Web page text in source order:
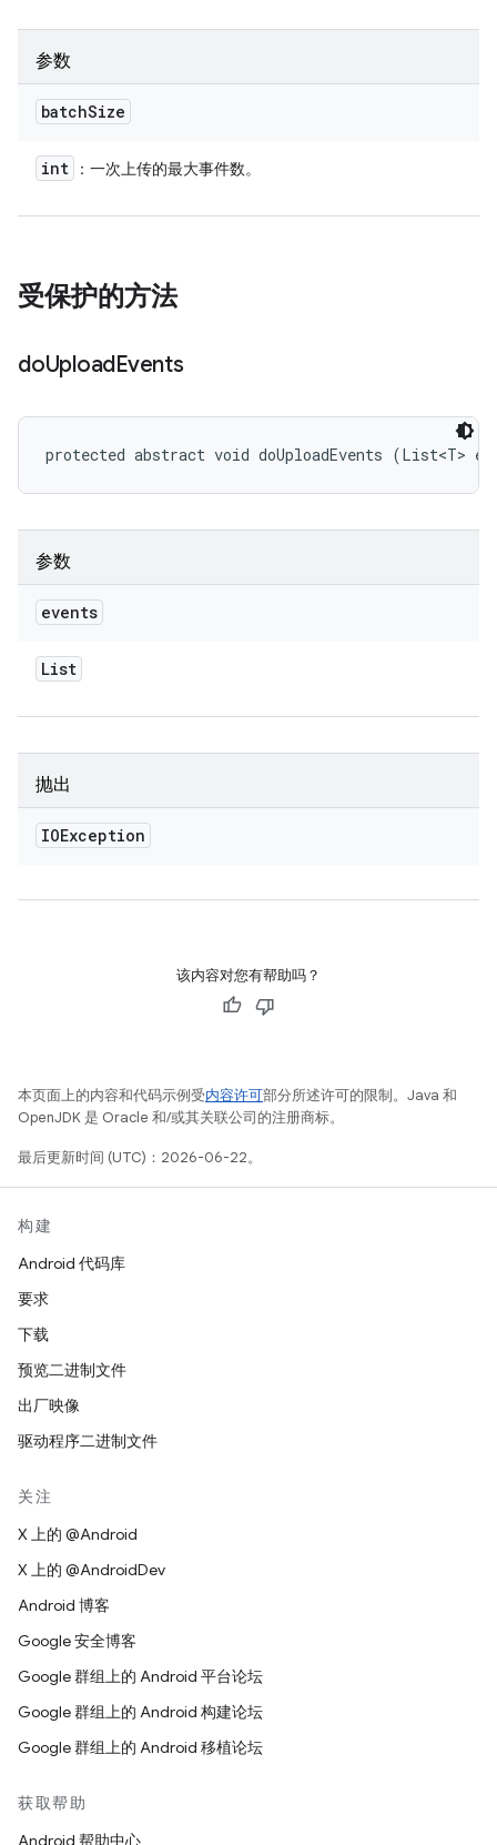
参数
batchSize
int ：一次上传的最大事件数。
受保护的方法
doUploadEvents
protected abstract void doUploadEvents (List<T>
参数
events
List
抛出
IOException
该内容对您有帮助吗？
本页面上的内容和代码示例受内容许可部分所述许可的限制。Java 和
OpenJDK 是 Oracle 和/或其关联公司的注册商标。
最后更新时间 (UTC)：2026-06-22。
构建
Android 代码库
要求
下载
预览二进制文件
出厂映像
驱动程序二进制文件
关注
X 上的 @Android
X 上的 @AndroidDev
Android 博客
Google 安全博客
Google 群组上的 Android 平台论坛
Google 群组上的 Android 构建论坛
Google 群组上的 Android 移植论坛
获取帮助
Android 帮助中心